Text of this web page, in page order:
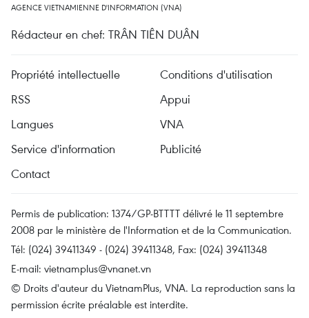
AGENCE VIETNAMIENNE D'INFORMATION (VNA)
Rédacteur en chef: TRÂN TIÊN DUÂN
Propriété intellectuelle
Conditions d'utilisation
RSS
Appui
Langues
VNA
Service d'information
Publicité
Contact
Permis de publication: 1374/GP-BTTTT délivré le 11 septembre
2008 par le ministère de l'Information et de la Communication.
Tél: (024) 39411349 - (024) 39411348, Fax: (024) 39411348
E-mail: vietnamplus@vnanet.vn
© Droits d'auteur du VietnamPlus, VNA. La reproduction sans la
permission écrite préalable est interdite.